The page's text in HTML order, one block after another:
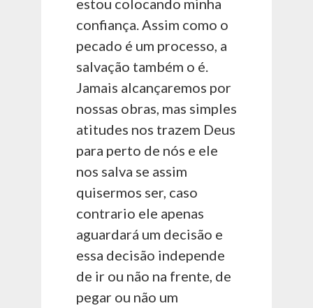
confiança. Assim como o
pecado é um processo, a
salvação também o é.
Jamais alcançaremos por
nossas obras, mas simples
atitudes nos trazem Deus
para perto de nós e ele
nos salva se assim
quisermos ser, caso
contrario ele apenas
aguardará um decisão e
essa decisão independe
de ir ou não na frente, de
pegar ou não um